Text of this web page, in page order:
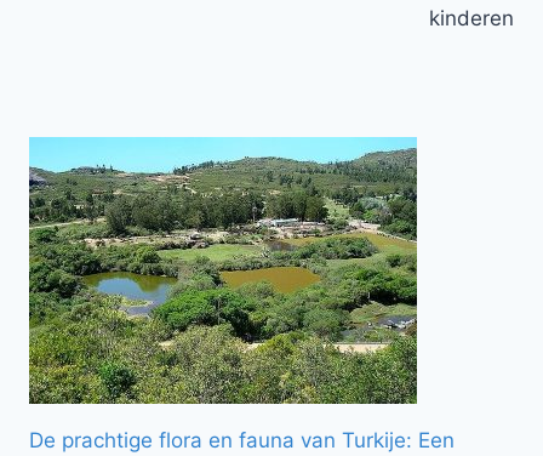
kinderen
De prachtige flora en fauna van Turkije: Een